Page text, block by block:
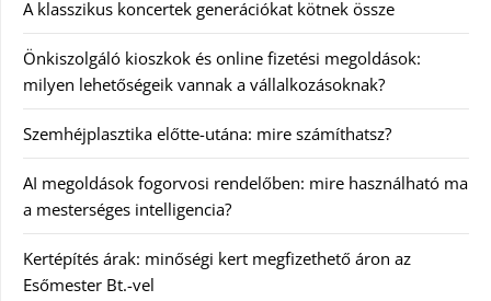
A klasszikus koncertek generációkat kötnek össze
Önkiszolgáló kioszkok és online fizetési megoldások:
milyen lehetőségeik vannak a vállalkozásoknak?
Szemhéjplasztika előtte-utána: mire számíthatsz?
AI megoldások fogorvosi rendelőben: mire használható ma
a mesterséges intelligencia?
Kertépítés árak: minőségi kert megfizethető áron az
Esőmester Bt.-vel